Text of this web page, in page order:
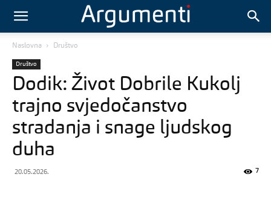
Naslovna Društvo
Društvo
Dodik: Život Dobrile Kukolj
trajno svjedočanstvo
stradanja i snage ljudskog
duha
20.05.2026. 7